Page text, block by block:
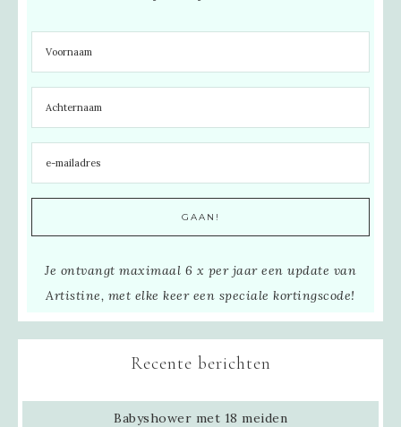
Je ontvangt maximaal 6 x per jaar een update van
Artistine, met elke keer een speciale kortingscode!
Recente berichten
Babyshower met 18 meiden